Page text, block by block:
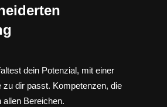
dein Potenzial, mit einer
zu dir passt. Kompetenzen, die
allen Bereichen.